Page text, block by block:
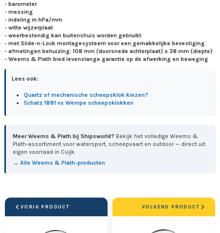
- barometer
- messing
- indeling in hPa/mm
- witte wijzerplaat
- weerbestendig kan buitenshuis worden gebruikt
- met Slide-n-Lock montagesysteem voor een gemakkelijke bevestiging
- afmetingen behuizing: 108 mm (doorsnede achterplaat) x 38 mm (diepte)
- Weems & Plath bied levenslange garantie op de afwerking en beweging
Lees ook:
Quartz of mechanische scheepsklok kiezen?
Schatz 1881 vs Wempe scheepsklokken
Meer Weems & Plath bij Shipsworld? Bekijk het volledige Weems &
Plath-assortiment voor watersport, scheepvaart en outdoor — direct uit
eigen voorraad in Cuijk.
→ Alle Weems & Plath-producten
VORIG PRODUCT VOLGEND PRODUCT